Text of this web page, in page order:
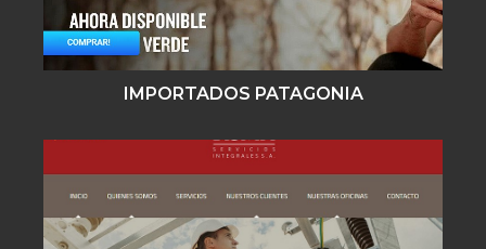
IMPORTADOS PATAGONIA